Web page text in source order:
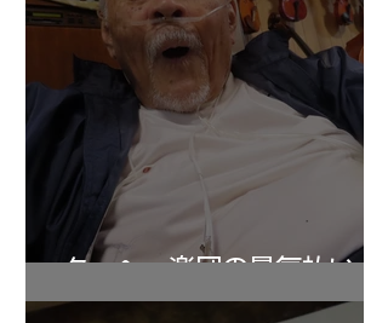
ターヘー楽団の暑気払い